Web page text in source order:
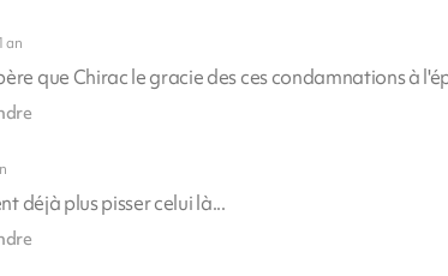
an
que Chirac le gracie des ces condamnations à
déjà plus pisser celui là...